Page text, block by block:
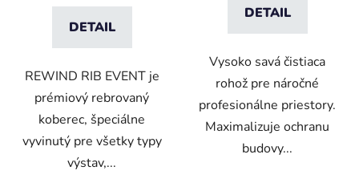
DETAIL
REWIND RIB EVENT je
prémiový rebrovaný
koberec, špeciálne
vyvinutý pre všetky typy
výstav,...
DETAIL
Vysoko savá čistiaca
rohož pre náročné
profesionálne priestory.
Maximalizuje ochranu
budovy...